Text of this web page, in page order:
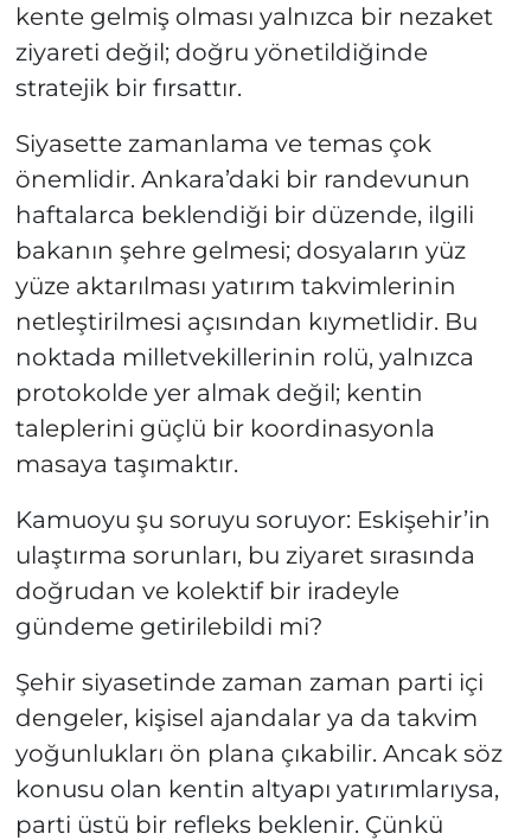
kente gelmiş olması yalnızca bir nezaket
ziyareti değil; doğru yönetildiğinde
stratejik bir fırsattır.
Siyasette zamanlama ve temas çok
önemlidir. Ankara’daki bir randevunun
haftalarca beklendiği bir düzende, ilgili
bakanın şehre gelmesi; dosyaların yüz
yüze aktarılması yatırım takvimlerinin
netleştirilmesi açısından kıymetlidir. Bu
noktada milletvekillerinin rolü, yalnızca
protokolde yer almak değil; kentin
taleplerini güçlü bir koordinasyonla
masaya taşımaktır.
Kamuoyu şu soruyu soruyor: Eskişehir’in
ulaştırma sorunları, bu ziyaret sırasında
doğrudan ve kolektif bir iradeyle
gündeme getirilebildi mi?
Şehir siyasetinde zaman zaman parti içi
dengeler, kişisel ajandalar ya da takvim
yoğunlukları ön plana çıkabilir. Ancak söz
konusu olan kentin altyapı yatırımlarıysa,
parti üstü bir refleks beklenir. Çünkü